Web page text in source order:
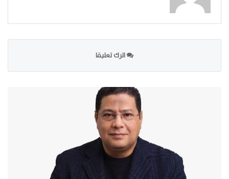
اترك تعليقا